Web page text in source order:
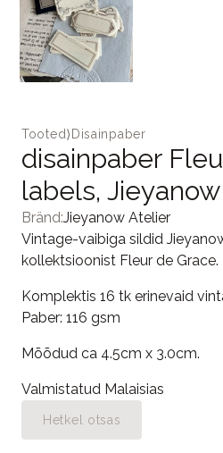
Tooted⟩ Disainpaber
disainpaber
labels,
Bränd:Jieyanow Atelier
Vintage-vaibiga sildid
kollektsioonist Fleur de Grace.
Komplektis 16 tk erinevaid
Paber: 116 gsm
Mõõdud ca 4.5cm x 3.0cm.
Valmistatud Malaisias
Hetkel otsas